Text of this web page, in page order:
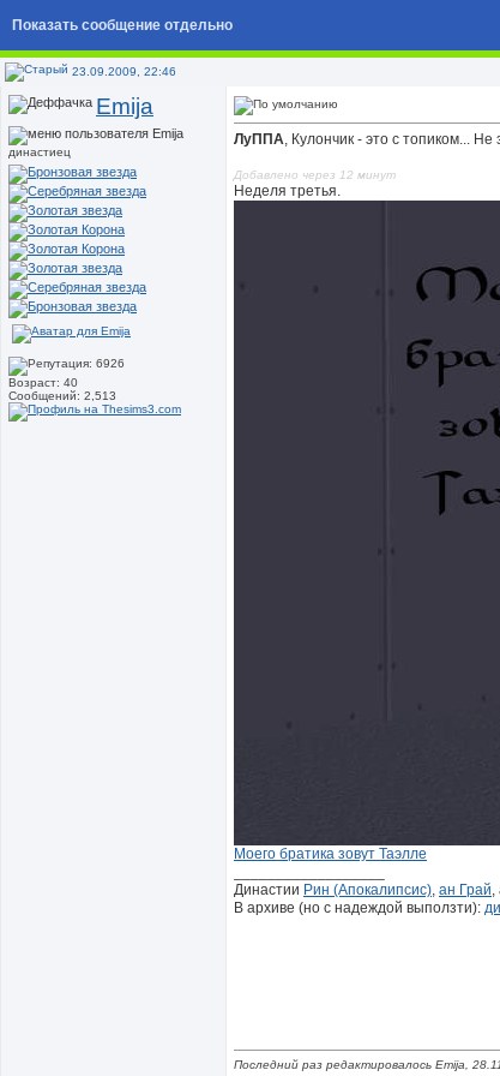
Показать сообщение отдельно
23.09.2009, 22:46
Emija
династиец
Возраст: 40
Сообщений: 2,513
ЛуППА, Кулончик - это с топиком... Не
Добавлено через 12 минут
Неделя третья.
Моего братика зовут Таэлле
Династии Рин (Апокалипсис), ан Грай,
В архиве (но с надеждой выползти):
Последний раз редактировалось Emija,